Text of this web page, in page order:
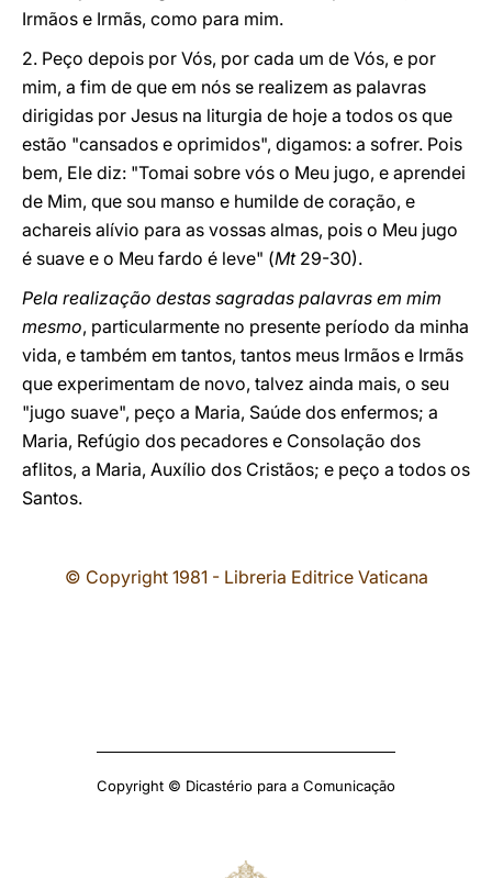
Irmãos e Irmãs, como para mim.
2. Peço depois por Vós, por cada um de Vós, e por
mim, a fim de que em nós se realizem as palavras
dirigidas por Jesus na liturgia de hoje a todos os que
estão "cansados e oprimidos", digamos: a sofrer. Pois
bem, Ele diz: "Tomai sobre vós o Meu jugo, e aprendei
de Mim, que sou manso e humilde de coração, e
achareis alívio para as vossas almas, pois o Meu jugo
é suave e o Meu fardo é leve" (Mt29-30).
Pela realização destas sagradas palavras em mim
mesmo, particularmente no presente período da minha
vida, e também em tantos, tantos meus Irmãos e Irmãs
que experimentam de novo, talvez ainda mais, o seu
"jugo suave", peço a Maria, Saúde dos enfermos; a
Maria, Refúgio dos pecadores e Consolação dos
aflitos, a Maria, Auxílio dos Cristãos; e peço a todos os
Santos.
© Copyright 1981 - Libreria Editrice Vaticana
Copyright © Dicastério para a Comunicação